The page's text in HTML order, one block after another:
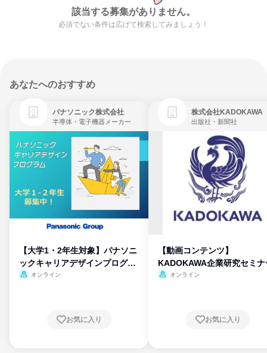
該当する募集がありません。
必須でない条件は広げて検索してみましょう！
あなたへのおすすめ
パナソニック株式会社
半導体・電子機器メーカー
【大学1・2年生対象】パナソニ
ックキャリアデザインプログラ
ム
オンライン
お気に入り
株式会社KADOKAWA
出版社・新聞社
【動画コンテンツ】
KADOKAWA企業研究セミナ
オンライン
お気に入り